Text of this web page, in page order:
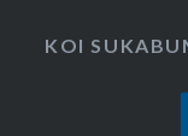
KOI